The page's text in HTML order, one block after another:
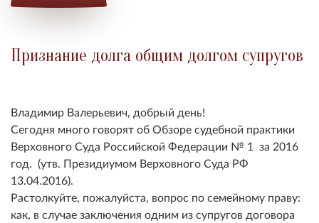
Признание долга общим долгом супругов
Владимир Валерьевич, добрый день!
Сегодня много говорят об Обзоре судебной практики
Верховного Суда Российской Федерации № 1 за 2016
год. (утв. Президиумом Верховного Суда РФ
13.04.2016).
Растолкуйте, пожалуйста, вопрос по семейному праву:
как, в случае заключения одним из супругов договора